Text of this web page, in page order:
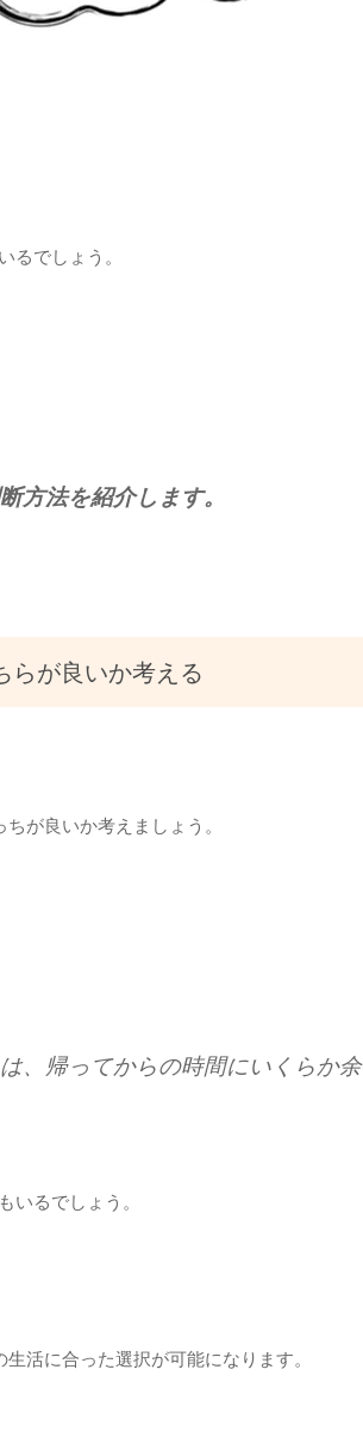
でしょう。
方法を紹介します。
らが良いか考える
が良いか考えましょう。
、帰ってからの時間にいくらか
るでしょう。
活に合った選択が可能になります。